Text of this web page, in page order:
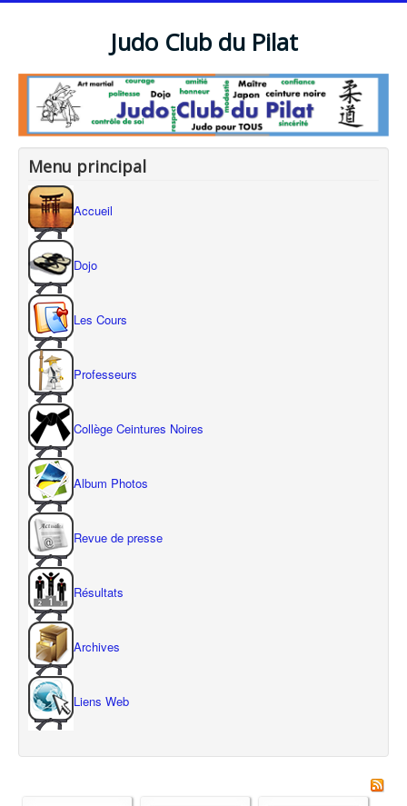
Judo Club du Pilat
Menu principal
Accueil
Dojo
Les Cours
Professeurs
Collège Ceintures Noires
Album Photos
Revue de presse
Résultats
Archives
Liens Web